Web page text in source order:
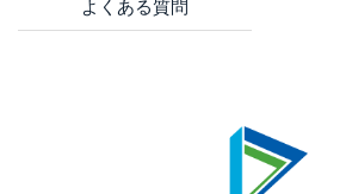
よくある質問